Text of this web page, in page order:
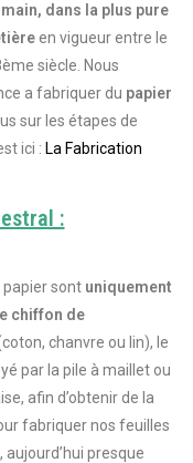
dans la plus pure
en vigueur entre le
siècle. Nous
a fabriquer du papier
sur les étapes de
ici : La Fabrication
:
papier sont uniquement
chiffon de
chanvre ou lin), le
par la pile à maillet ou
afin d’obtenir de la
fabriquer nos feuilles
, aujourd’hui presque